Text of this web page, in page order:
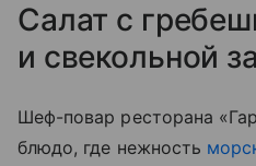
Салат с
и свекольной
Шеф-повар ресторана
блюдо, где нежность